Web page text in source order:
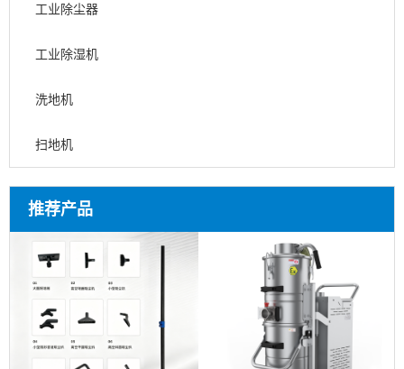
工业除尘器
工业除湿机
洗地机
扫地机
推荐产品